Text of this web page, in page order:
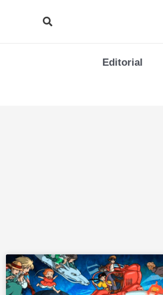
Buscar
Editorial